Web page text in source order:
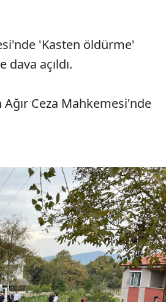
'Kasten öldürme'
açıldı.
Ağır Ceza Mahkemesi'nde